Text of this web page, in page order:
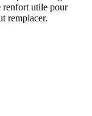
renfort utile pour
remplacer.